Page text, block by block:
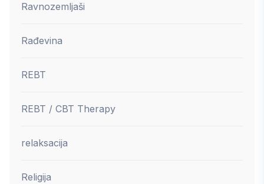
Ravnozemljaši
Rađevina
REBT
REBT / CBT Therapy
relaksacija
Religija